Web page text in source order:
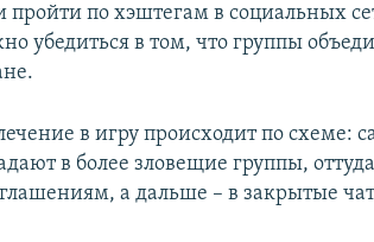
пройти по хэштегам в социальных
убедиться в том, что группы
в игру происходит по схеме:
в более зловещие группы,
а дальше – в закрытые